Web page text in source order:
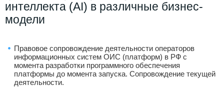
интеллекта (AI) в различные бизнес-
модели
Правовое сопровождение деятельности операторов
информационных систем ОИС (платформ) в РФ с
момента разработки программного обеспечения
платформы до момента запуска. Сопровождение текущей
деятельности.